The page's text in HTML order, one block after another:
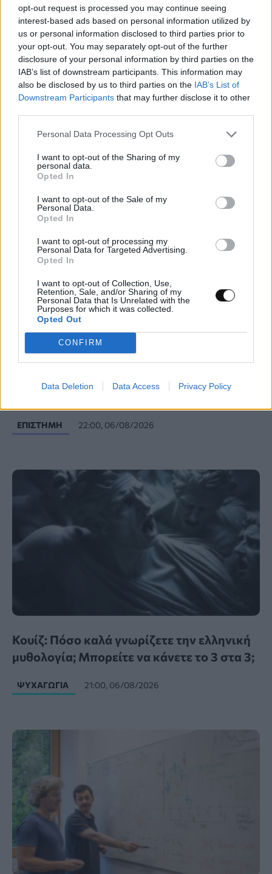
opt-out request is processed you may continue seeing
interest-based ads based on personal information utilized by
us or personal information disclosed to third parties prior to
your opt-out. You may separately opt-out of the further
disclosure of your personal information by third parties on the
IAB’s list of downstream participants. This information may
also be disclosed by us to third parties on the IAB’s List of
Downstream Participants that may further disclose it to other
Personal Data Processing Opt Outs
I want to opt-out of the Sharing of my
personal data.
Opted In
I want to opt-out of the Sale of my
Personal Data.
Opted In
I want to opt-out of processing my
Personal Data for Targeted Advertising.
Opted In
I want to opt-out of Collection, Use,
Retention, Sale, and/or Sharing of my
Personal Data that Is Unrelated with the
Purposes for which it was collected.
Opted Out
CONFIRM
Data Deletion Data Access Privacy Policy
Κενό ασφαλείας στο iCloud Private Relay
της Apple μπορεί να αποκαλύψει την
πραγματική διεύθυνση IP
Νέος σχεδιασμός καταλύτη βελτιώνει την
παραγωγή αμμωνίας καταστέλλοντας
ΕΠΙΣΤΉΜΗ 22:00, 06/08/2026
Κουίζ: Πόσο καλά γνωρίζετε την ελληνική
μυθολογία; Μπορείτε να κάνετε το 3 στα 3;
ΨΥΧΑΓΩΓΊΑ 21:00, 06/08/2026